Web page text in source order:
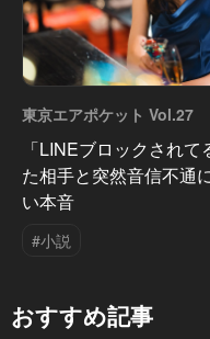
東京エアポケット Vol.27
「LINEブロックされ
た相手と突然音信不通
い本音
#小説
おすすめ記事